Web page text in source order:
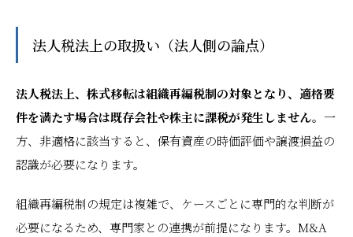
法人税法上の取扱い（法人側の論点）
法人税法上、株式移転は組織再編税制の対象となり、適格要
件を満たす場合は既存会社や株主に課税が発生しません。 一
方、非適格に該当すると、保有資産の時価評価や譲渡損益の
認識が必要になります。
組織再編税制の規定は複雑で、ケースごとに専門的な判断が
必要になるため、専門家との連携が前提になります。M&A